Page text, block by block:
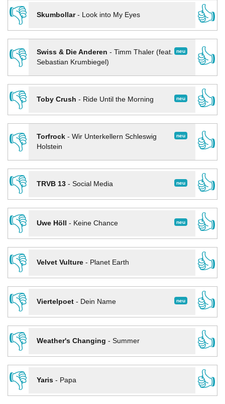
👎
Skumbollar- Look into My Eyes
👍
👎
neu
Swiss & Die Anderen - Timm Thaler (feat.
Sebastian Krumbiegel)
👍
👎
neu
Toby Crush - Ride Until the Morning
👍
👎
neu
Torfrock- Wir Unterkellern Schleswig
Holstein
👍
👎
neu
TRVB 13- Social Media
👍
👎
neu
Uwe Höll - Keine Chance
👍
👎
Velvet Vulture- Planet Earth
👍
👎
neu
Viertelpoet- Dein Name
👍
👎
Weather's Changing - Summer
👍
👎
Yaris- Papa 👍